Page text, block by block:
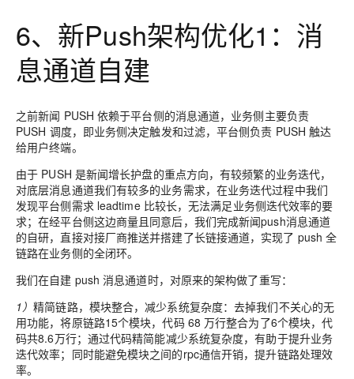
6、新Push架构优化1：消
息通道自建
之前新闻 PUSH 依赖于平台侧的消息通道，业务侧主要负责
PUSH 调度，即业务侧决定触发和过滤，平台侧负责 PUSH 触达
给用户终端。
由于 PUSH 是新闻增长护盘的重点方向，有较频繁的业务迭代，
对底层消息通道我们有较多的业务需求，在业务迭代过程中我们
发现平台侧需求 leadtime 比较长，无法满足业务侧迭代效率的要
求；在经平台侧这边商量且同意后，我们完成新闻push消息通道
的自研，直接对接厂商推送并搭建了长链接通道，实现了 push 全
链路在业务侧的全闭环。
我们在自建 push 消息通道时，对原来的架构做了重写：
1）精简链路，模块整合，减少系统复杂度：去掉我们不关心的无
用功能，将原链路15个模块，代码 68 万行整合为了6个模块，代
码共8.6万行；通过代码精简能减少系统复杂度，有助于提升业务
迭代效率；同时能避免模块之间的rpc通信开销，提升链路处理效
率。